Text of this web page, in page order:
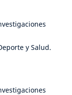
y Salud.